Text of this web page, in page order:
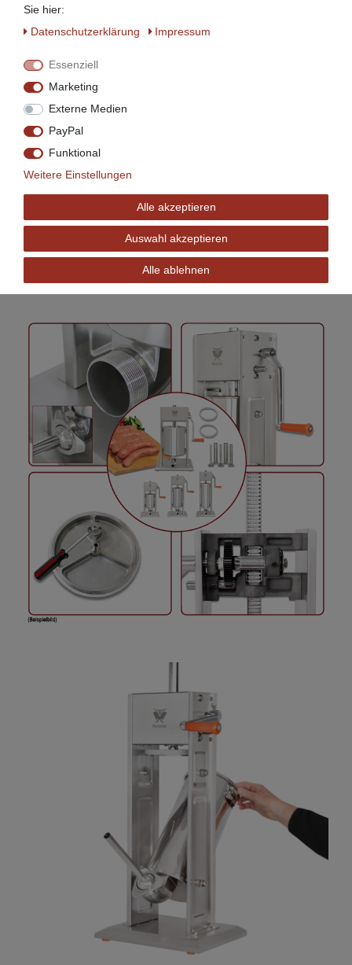
Sie hier:
Daten­schutz­erklärung
Impressum
Essenziell
Marketing
Externe Medien
PayPal
Funktional
Weitere Einstellungen
Alle akzeptieren
Auswahl akzeptieren
Alle ablehnen